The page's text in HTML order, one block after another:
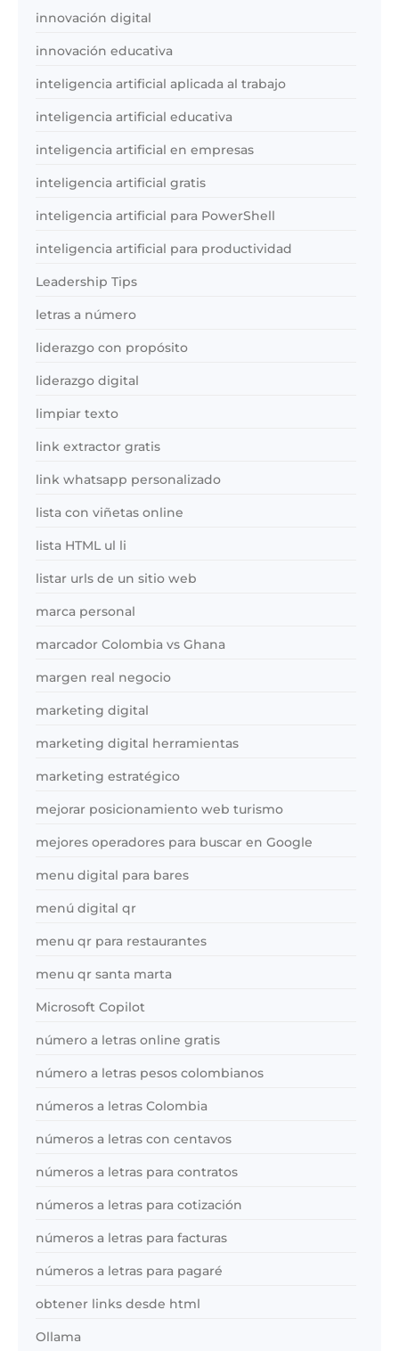
innovación digital
innovación educativa
inteligencia artificial aplicada al trabajo
inteligencia artificial educativa
inteligencia artificial en empresas
inteligencia artificial gratis
inteligencia artificial para PowerShell
inteligencia artificial para productividad
Leadership Tips
letras a número
liderazgo con propósito
liderazgo digital
limpiar texto
link extractor gratis
link whatsapp personalizado
lista con viñetas online
lista HTML ul li
listar urls de un sitio web
marca personal
marcador Colombia vs Ghana
margen real negocio
marketing digital
marketing digital herramientas
marketing estratégico
mejorar posicionamiento web turismo
mejores operadores para buscar en Google
menu digital para bares
menú digital qr
menu qr para restaurantes
menu qr santa marta
Microsoft Copilot
número a letras online gratis
número a letras pesos colombianos
números a letras Colombia
números a letras con centavos
números a letras para contratos
números a letras para cotización
números a letras para facturas
números a letras para pagaré
obtener links desde html
Ollama